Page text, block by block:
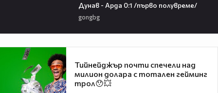
Дунав - Арда 0:1 /първо полувреме/
gongbg
Тийнейджър почти спечели над
милион долара с тотален гейминг
трол😯💥